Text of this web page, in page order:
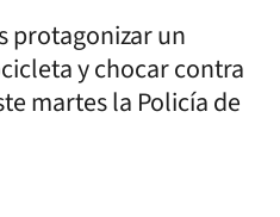
protagonizar un
y chocar contra
martes la Policía de